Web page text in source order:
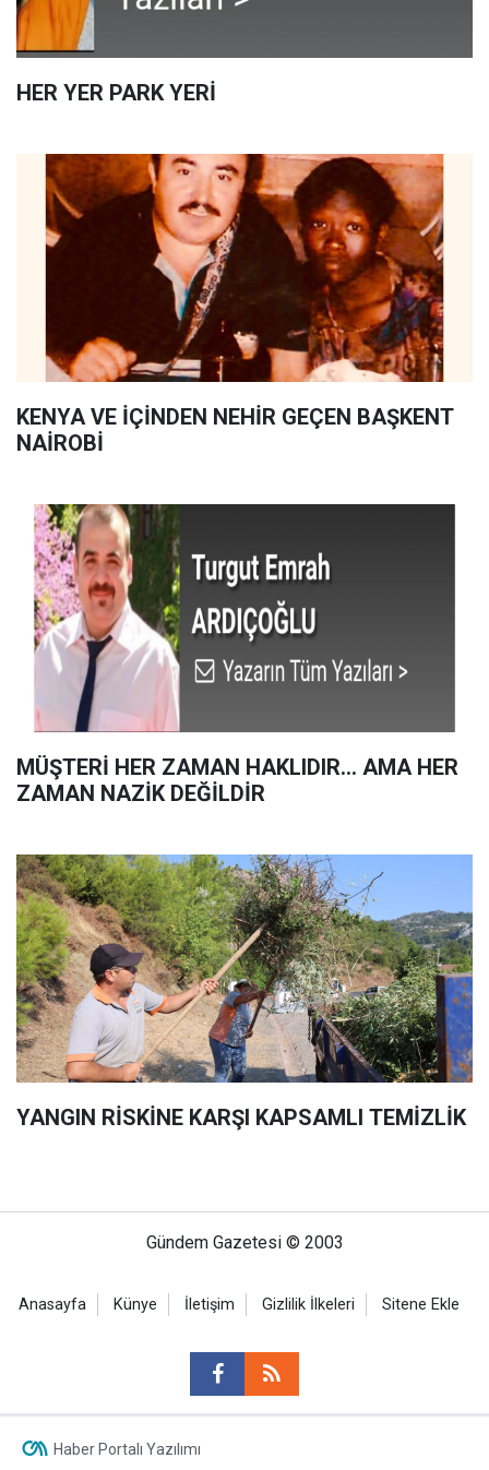
HER YER PARK YERİ
KENYA VE İÇİNDEN NEHİR GEÇEN BAŞKENT
NAİROBİ
MÜŞTERİ HER ZAMAN HAKLIDIR… AMA HER
ZAMAN NAZİK DEĞİLDİR
YANGIN RİSKİNE KARŞI KAPSAMLI TEMİZLİK
Gündem Gazetesi © 2003
Anasayfa Künye İletişim Gizlilik İlkeleri Sitene Ekle
Haber Portalı Yazılımı